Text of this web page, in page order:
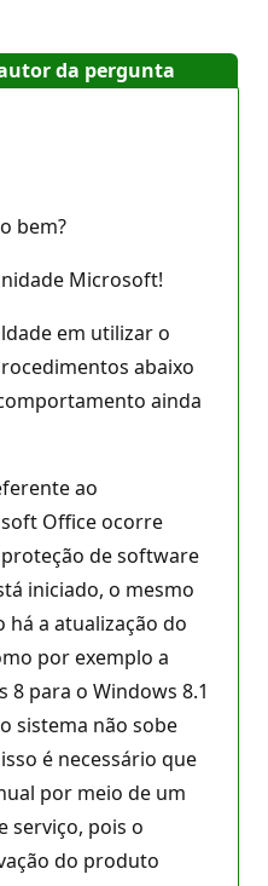
da pergunta
bem?
Microsoft!
em utilizar o
abaixo
ainda
ao
Office ocorre
de software
iniciado, o mesmo
a atualização do
por exemplo a
8 para o Windows 8.1
sistema não sobe
é necessário que
por meio de um
serviço, pois o
do produto